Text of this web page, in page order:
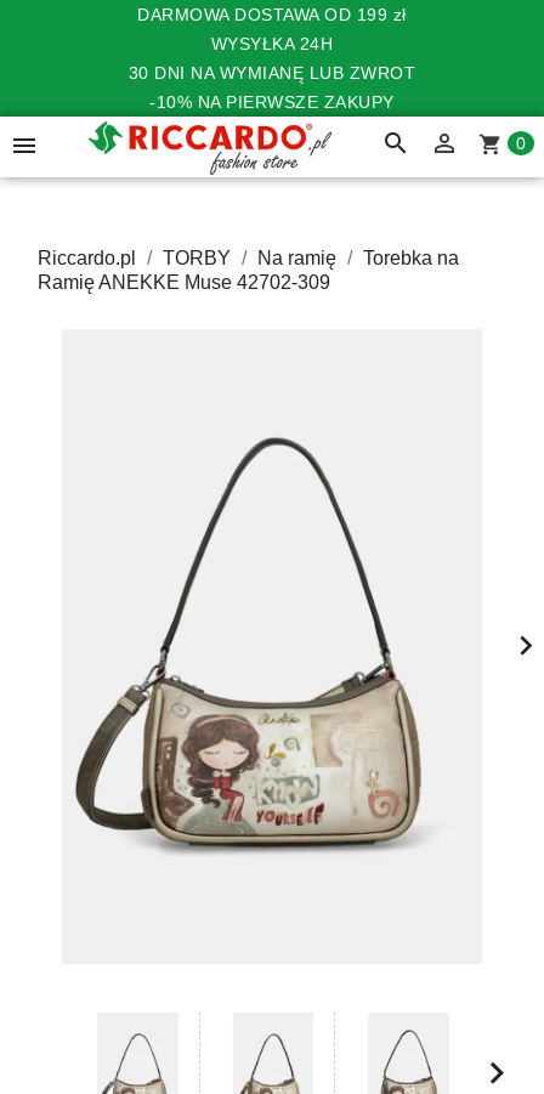
DARMOWA DOSTAWA OD 199 zł
WYSYŁKA 24H
30 DNI NA WYMIANĘ LUB ZWROT
-10% NA PIERWSZE ZAKUPY
 search  shopping_cart 0
Riccardo.pl TORBY Na ramię
Torebka na
Ramię ANEKKE Muse 42702-309
